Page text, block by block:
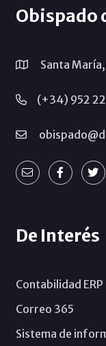
Obispado
Santa
(+34) 952
De Interés
Contabilidad ERP
Correo 365
Sistema de